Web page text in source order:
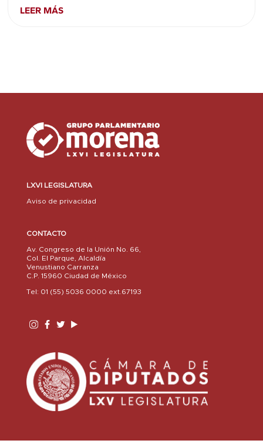
LEER MÁS
LXVI LEGISLATURA
Aviso de privacidad
CONTACTO
Av. Congreso de la Unión No. 66,
Col. El Parque, Alcaldía
Venustiano Carranza
C.P. 15960 Ciudad de México
Tel: 01 (55) 5036 0000 ext.67193